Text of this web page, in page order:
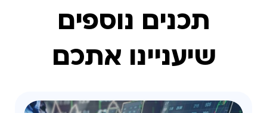
תכנים נוספים
שיעניינו אתכם